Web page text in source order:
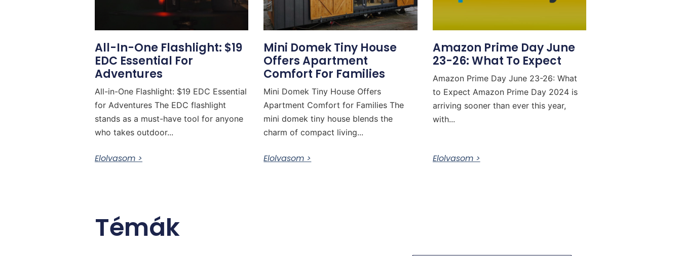
All-In-One Flashlight: $19
EDC Essential For
Adventures
All-in-One Flashlight: $19 EDC Essential
for Adventures The EDC flashlight
stands as a must-have tool for anyone
who takes outdoor...
Elolvasom >
Mini Domek Tiny House
Offers Apartment
Comfort For Families
Mini Domek Tiny House Offers
Apartment Comfort for Families The
mini domek tiny house blends the
charm of compact living...
Elolvasom >
Amazon Prime Day June
23-26: What To Expect
Amazon Prime Day June 23-26: What
to Expect Amazon Prime Day 2024 is
arriving sooner than ever this year,
with...
Elolvasom >
Témák